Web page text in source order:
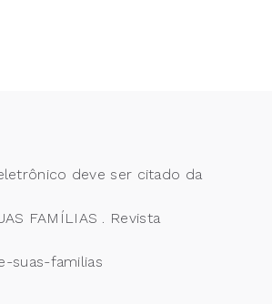
deve ser citado da
FAMÍLIAS . Revista
suas-familias